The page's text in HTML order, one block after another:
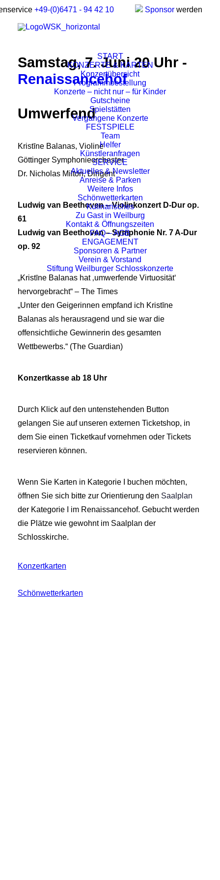
+49-(0)6471 - 94 42 10 Sponsor werden
START
KONZERTE & KARTEN
Konzertübersicht
Programmbestellung
Konzerte – nicht nur – für Kinder
Gutscheine
Spielstätten
Vergangene Konzerte
FESTSPIELE
Team
Helfer
Künstleranfragen
SERVICE
Aktuelles & Newsletter
Anreise & Parken
Weitere Infos
Schönwetterkarten
Kulinarisches
Zu Gast in Weilburg
Kontakt & Öffnungszeiten
FAQ – AGB
ENGAGEMENT
Sponsoren & Partner
Verein & Vorstand
Stiftung Weilburger Schlosskonzerte
Samstag, 7. Juni 20 Uhr -
Renaissancehof
Umwerfend
Kristīne Balanas, Violine
Göttinger Symphonieorchester
Dr. Nicholas Milton, Dirigent
Ludwig van Beethoven – Violinkonzert D-Dur op.
61
Ludwig van Beethoven – Symphonie Nr. 7 A-Dur
op. 92
„Kristīne Balanas hat ‚umwerfende Virtuosität‘
hervorgebracht“ – The Times
„Unter den Geigerinnen empfand ich Kristīne
Balanas als herausragend und sie war die
offensichtliche Gewinnerin des gesamten
Wettbewerbs.“ (The Guardian)
Konzertkasse ab 18 Uhr
Durch Klick auf den untenstehenden Button
gelangen Sie auf unseren externen Ticketshop, in
dem Sie einen Ticketkauf vornehmen oder Tickets
reservieren können.
Wenn Sie Karten in Kategorie I buchen möchten,
öffnen Sie sich bitte zur Orientierung den Saalplan
der Kategorie I im Renaissancehof. Gebucht werden
die Plätze wie gewohnt im Saalplan der
Schlosskirche.
Konzertkarten
Schönwetterkarten